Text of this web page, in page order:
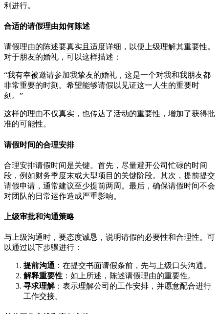
利进行。
合适的请假理由如何陈述
请假理由的陈述要真实且适度详细，以便上级理解其重要性。
对于朋友的婚礼，可以这样描述：
“我有幸被邀请参加我挚友的婚礼，这是一个对我和我朋友都
非常重要的时刻。希望能够请假以见证这一人生的重要时
刻。”
这样的理由不仅真实，也传达了活动的重要性，增加了获得批
准的可能性。
请假时间的合理安排
合理安排请假时间是关键。首先，尽量避开公司忙碌的时间
段，例如财务季度末或大型项目的关键阶段。其次，提前提交
请假申请，通常建议至少提前两周。最后，确保请假时间不会
对团队的日常运作造成严重影响。
上级审批和沟通策略
与上级沟通时，要态度诚恳，说明请假的必要性和合理性。可
以通过以下步骤进行：
提前沟通 ：在提交书面请假条前，先与上级口头沟通。
解释重要性 ：如上所述，陈述请假理由的重要性。
寻求理解：表示理解公司的工作安排，并愿意配合进行
工作交接。